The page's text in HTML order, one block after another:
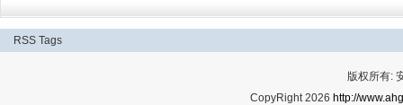
RSS Tags
版权所有:
CopyRight 2026 http://